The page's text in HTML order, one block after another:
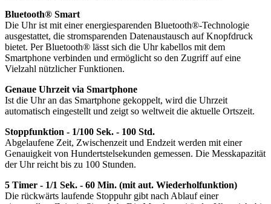
Bluetooth® Smart
Die Uhr ist mit einer energiesparenden Bluetooth®-Technologie
ausgestattet, die stromsparenden Datenaustausch auf Knopfdruck
bietet. Per Bluetooth® lässt sich die Uhr kabellos mit dem
Smartphone verbinden und ermöglicht so den Zugriff auf eine
Vielzahl nützlicher Funktionen.
Genaue Uhrzeit via Smartphone
Ist die Uhr an das Smartphone gekoppelt, wird die Uhrzeit
automatisch eingestellt und zeigt so weltweit die aktuelle Ortszeit.
Stoppfunktion - 1/100 Sek. - 100 Std.
Abgelaufene Zeit, Zwischenzeit und Endzeit werden mit einer
Genauigkeit von Hundertstelsekunden gemessen. Die Messkapazität
der Uhr reicht bis zu 100 Stunden.
5 Timer - 1/1 Sek. - 60 Min. (mit aut. Wiederholfunktion)
Die rückwärts laufende Stoppuhr gibt nach Ablauf einer